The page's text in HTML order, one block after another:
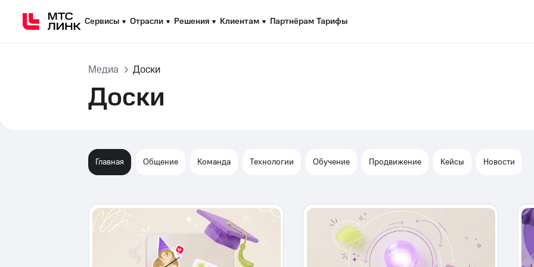
Сервисы Отрасли Решения Клиентам Партнёрам Тарифы
Сервисы Отрасли Решения Клиентам Партнёрам Тарифы
Медиа Доски
Доски
Главная Общение Команда Технологии Обучение Продвижение Кейсы Новости